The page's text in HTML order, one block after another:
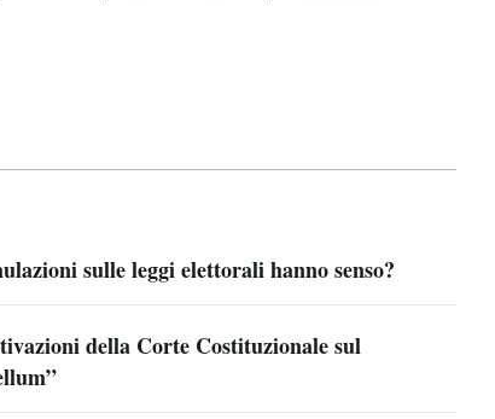
sulle leggi elettorali hanno senso?
della Corte Costituzionale sul